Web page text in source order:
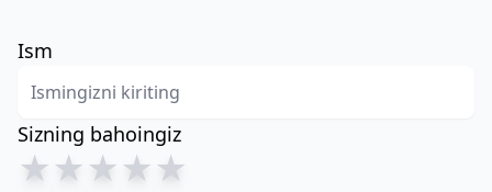
Ism
Sizning bahoingiz
★★★★★